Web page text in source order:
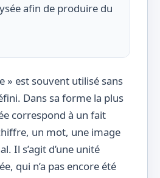
afin de produire du
» est souvent utilisé sans
Dans sa forme la plus
correspond à un fait
un mot, une image
Il s’agit d’une unité
qui n’a pas encore été